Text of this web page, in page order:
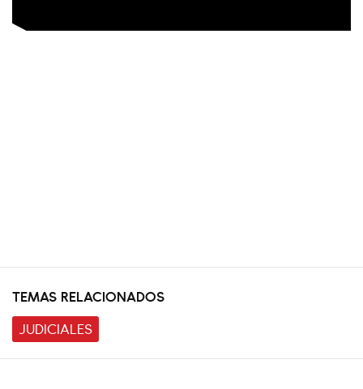
TEMAS RELACIONADOS
JUDICIALES